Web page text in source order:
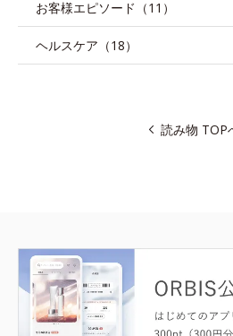
お客様エピソード（11）
ヘルスケア（18）
読み物 TOP